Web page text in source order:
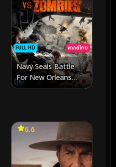
FULL HD พากย์ไทย
Navy Seals Battle
For New Orleans
หน่วยจู่โจมทะลวงเมือง
6.6